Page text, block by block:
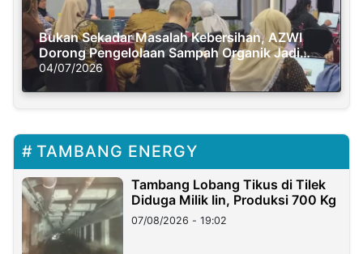
Bukan Sekadar Masalah Kebersihan, AZWI
Dorong Pengelolaan Sampah Organik Jadi
Solusi Krisis Iklim
04/07/2026
TAMBANG ENERGY
Tambang Lobang Tikus di Tilek
Diduga Milik Iin, Produksi 700 Kg
07/08/2026 - 19:02